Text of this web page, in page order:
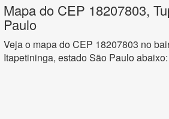
Mapa do CEP 18207803,
Paulo
Veja o mapa do CEP 18207803 no
Itapetininga, estado São Paulo abaixo: